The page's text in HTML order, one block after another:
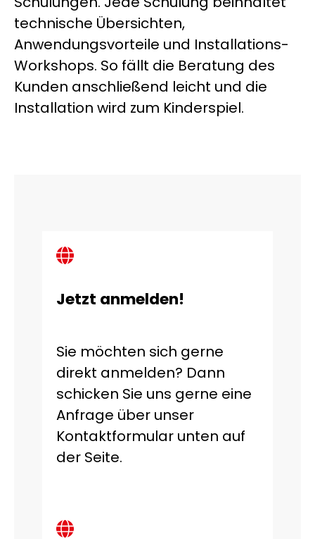
technische Übersichten,
Anwendungsvorteile und Installations-
Workshops. So fällt die Beratung des
Kunden anschließend leicht und die
Installation wird zum Kinderspiel.
Jetzt anmelden!
Sie möchten sich gerne
direkt anmelden? Dann
schicken Sie uns gerne eine
Anfrage über unser
Kontaktformular unten auf
der Seite.